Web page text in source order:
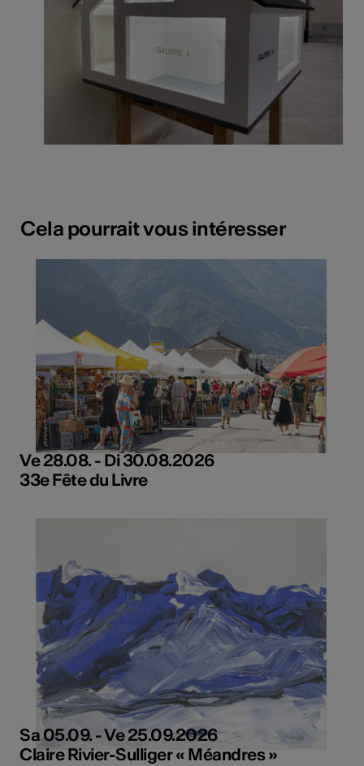
Cela pourrait vous intéresser
Ve 28.08. - Di 30.08.2026
33e Fête du Livre
Sa 05.09. - Ve 25.09.2026
Claire Rivier-Sulliger « Méandres »